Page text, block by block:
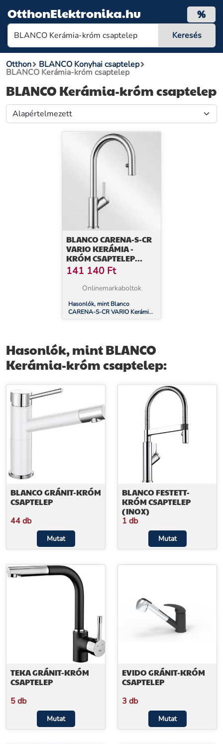
OtthonElektronika.hu %
Otthon BLANCO Konyhai csaptelep
BLANCO Kerámia-króm csaptelep
BLANCO Kerámia-króm csaptelep
BLANCO CARENA-S-CR
VARIO KERÁMIA -
KRÓM CSAPTELEP
(521356)
141 140 Ft
Onlinemarkaboltok
Hasonlók, mint Blanco
CARENA-S-CR VARIO Kerámia
- króm csaptelep (521356)
Hasonlók, mint BLANCO
Kerámia-króm csaptelep:
BLANCO GRÁNIT-KRÓM
CSAPTELEP
44 db
Mutat
BLANCO FESTETT-
KRÓM CSAPTELEP
(INOX)
1 db
Mutat
TEKA GRÁNIT-KRÓM
CSAPTELEP
5 db
Mutat
EVIDO GRÁNIT-KRÓM
CSAPTELEP
3 db
Mutat